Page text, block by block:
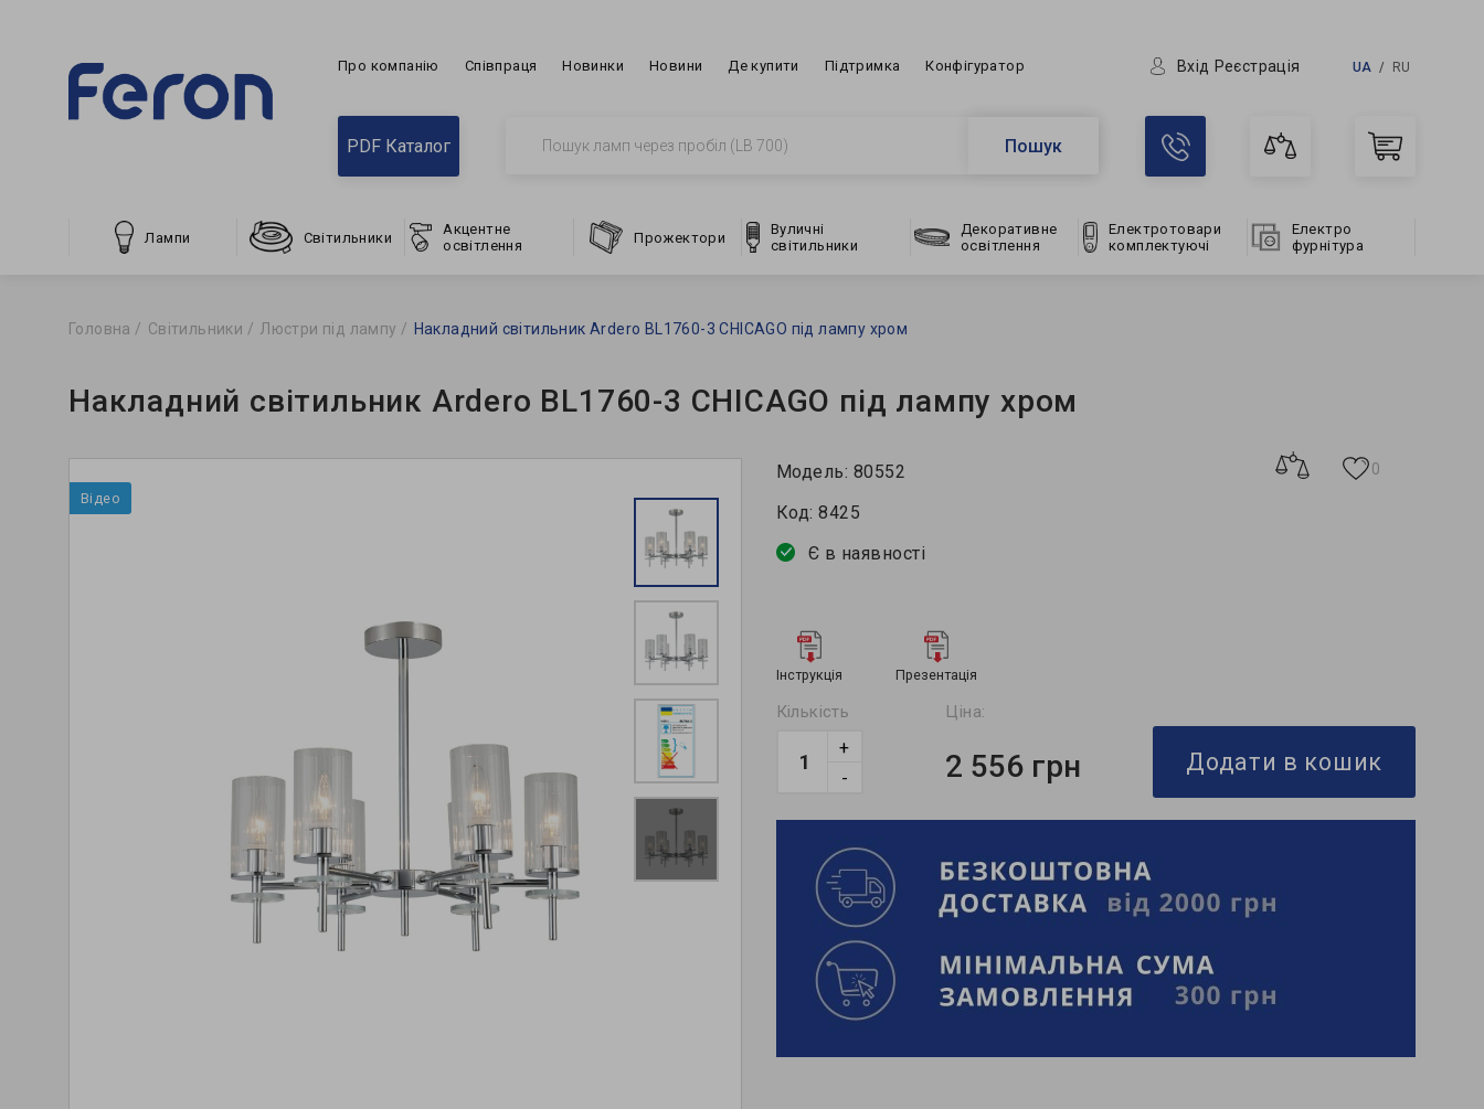
Про компанію Співпраця Новинки Новини Де купити Підтримка Конфігуратор Вхід Реєстрація UA RU
PDF Каталог Пошук
Лампи Світильники
Акцентне
освітлення
Прожектори
Вуличні
світильники
Декоративне
освітлення
Електротовари
комплектуючі
Електро
фурнітура
Головна Світильники Люстри під лампу Накладний світильник Ardero BL1760-3 CHICAGO під лампу хром
Накладний світильник Ardero BL1760-3 CHICAGO під лампу хром
Відео
Модель: 80552
Код: 8425
Є в наявності
0
Інструкція Презентація
Кількість
-
+
Ціна:
2 556 грн Додати в кошик